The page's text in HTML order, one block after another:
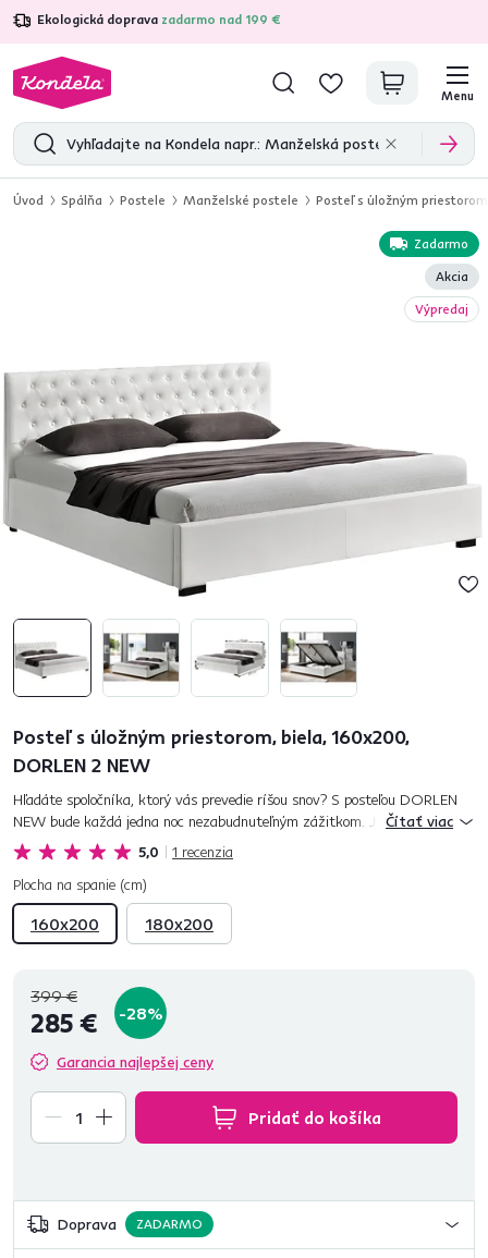
Ekologická doprava zadarmo nad 199 €
4,7 31 285overených produktových recenzií
Menu
Úvod Spálňa Postele Manželské postele Posteľ s úložným
Zadarmo
Akcia
Výpredaj
Posteľ s úložným priestorom, biela, 160x200,
DORLEN 2 NEW
5,0 1 recenzia
Hľadáte spoločníka, ktorý vás prevedie ríšou snov? S posteľou DORLEN
NEW bude každá jedna noc nezabudnuteľným zážitkom. Jej vycibrený
štýl zmení vašu spálňu na dizajnovú komnatu. Detailne prešívané če...
Čítať viac
Plocha na spanie (cm)
160x200 180x200
399 €
285 € -28%
Garancia najlepšej ceny
Pridať do košíka
Doprava ZADARMO